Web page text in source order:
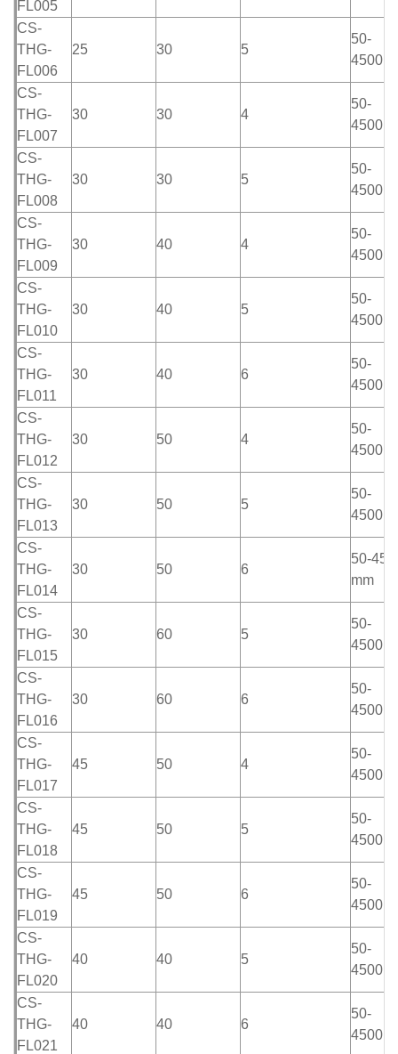
FL005
CS-
THG-
FL006
25 30 5
50-
CS-
THG-
FL007
30 30 4
50-
CS-
THG-
FL008
30 30 5
50-
CS-
THG-
FL009
30 40 4
50-
CS-
THG-
FL010
30 40 5
50-
CS-
THG-
FL011
30 40 6
50-
CS-
THG-
FL012
30 50 4
50-
CS-
THG-
FL013
30 50 5
50-
CS-
THG-
FL014
30 50 6
50-
mm
CS-
THG-
FL015
30 60 5
50-
CS-
THG-
FL016
30 60 6
50-
CS-
THG-
FL017
45 50 4
50-
CS-
THG-
FL018
45 50 5
50-
CS-
THG-
FL019
45 50 6
50-
CS-
THG-
FL020
40 40 5
50-
CS-
THG-
FL021
40 40 6
50-